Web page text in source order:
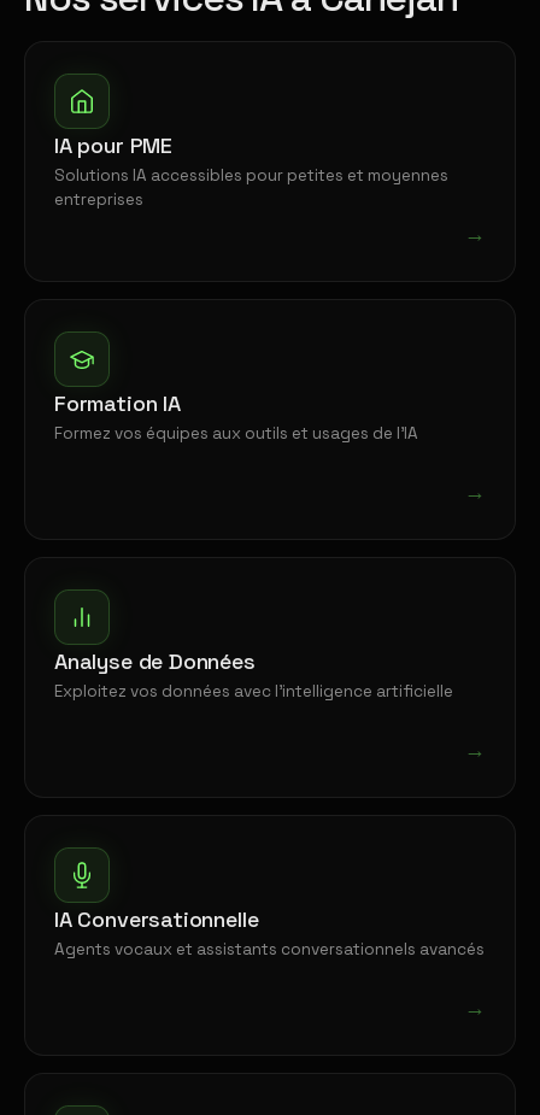
IA pour PME
Solutions IA accessibles pour petites et moyennes
entreprises
→
Formation IA
Formez vos équipes aux outils et usages de l'IA
→
Analyse de Données
Exploitez vos données avec l'intelligence artificielle
→
IA Conversationnelle
Agents vocaux et assistants conversationnels avancés
→